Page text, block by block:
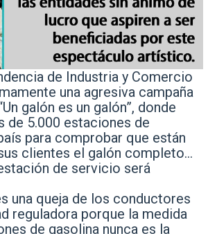
de Industria y Comercio
una agresiva campaña
galón es un galón”, donde
de 5.000 estaciones de
para comprobar que están
clientes el galón completo…
de servicio será
una queja de los conductores
reguladora porque la medida
de gasolina nunca es la